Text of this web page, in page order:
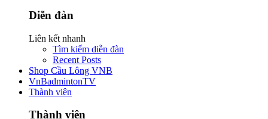
Diễn đàn
Liên kết nhanh
Tìm kiếm diễn đàn
Recent Posts
Shop Cầu Lông VNB
VnBadmintonTV
Thành viên
Thành viên